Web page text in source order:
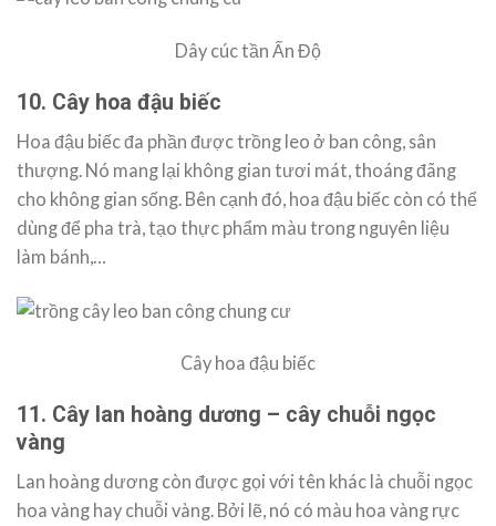
Dây cúc tần Ấn Độ
10. Cây hoa đậu biếc
Hoa đậu biếc đa phần được trồng leo ở ban công, sân
thượng. Nó mang lại không gian tươi mát, thoáng đãng
cho không gian sống. Bên cạnh đó, hoa đậu biếc còn có thể
dùng để pha trà, tạo thực phẩm màu trong nguyên liệu
làm bánh,…
Cây hoa đậu biếc
11. Cây lan hoàng dương – cây chuỗi ngọc
vàng
Lan hoàng dương còn được gọi với tên khác là chuỗi ngọc
hoa vàng hay chuỗi vàng. Bởi lẽ, nó có màu hoa vàng rực